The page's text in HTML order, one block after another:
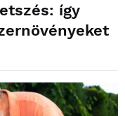
így